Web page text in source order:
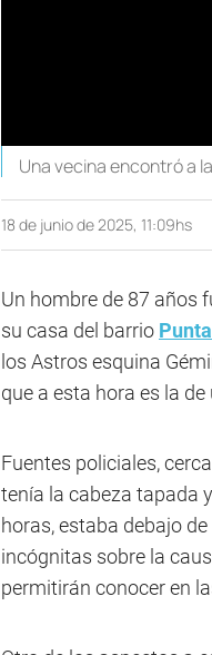
Una vecina encontró a
18 de junio de 2025, 11:09hs
Un hombre de 87 años
su casa del barrio
los Astros esquina
que a esta hora es la
Fuentes policiales,
tenía la cabeza tapada
horas, estaba debajo
incógnitas sobre la
permitirán conocer en